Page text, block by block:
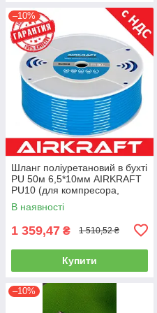
–10%
Шланг поліуретановий в бухті
PU 50м 6,5*10мм AIRKRAFT
PU10 (для компресора,
пневматичний, повітряний)
В наявності
1 359,47 ₴ 1 510,52 ₴
Купити
–10%